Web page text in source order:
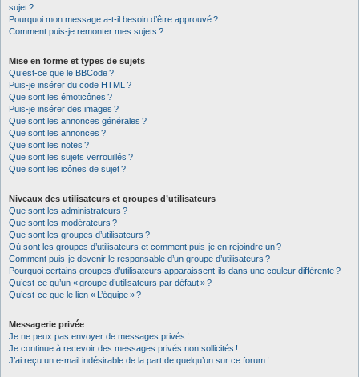
sujet ?
Pourquoi mon message a-t-il besoin d’être approuvé ?
Comment puis-je remonter mes sujets ?
Mise en forme et types de sujets
Qu’est-ce que le BBCode ?
Puis-je insérer du code HTML ?
Que sont les émoticônes ?
Puis-je insérer des images ?
Que sont les annonces générales ?
Que sont les annonces ?
Que sont les notes ?
Que sont les sujets verrouillés ?
Que sont les icônes de sujet ?
Niveaux des utilisateurs et groupes d’utilisateurs
Que sont les administrateurs ?
Que sont les modérateurs ?
Que sont les groupes d’utilisateurs ?
Où sont les groupes d’utilisateurs et comment puis-je en rejoindre un ?
Comment puis-je devenir le responsable d’un groupe d’utilisateurs ?
Pourquoi certains groupes d’utilisateurs apparaissent-ils dans une couleur différente ?
Qu’est-ce qu’un « groupe d’utilisateurs par défaut » ?
Qu’est-ce que le lien « L’équipe » ?
Messagerie privée
Je ne peux pas envoyer de messages privés !
Je continue à recevoir des messages privés non sollicités !
J’ai reçu un e-mail indésirable de la part de quelqu’un sur ce forum !